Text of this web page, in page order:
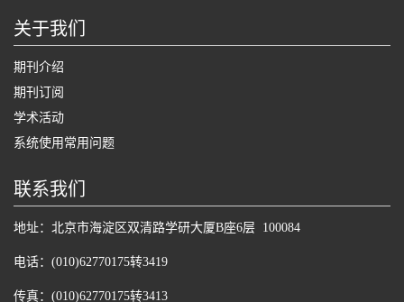
关于我们
期刊介绍
期刊订阅
学术活动
系统使用常用问题
联系我们
地址：北京市海淀区双清路学研大厦B座6层 100084
电话：(010)62770175转3419
传真：(010)62770175转3413